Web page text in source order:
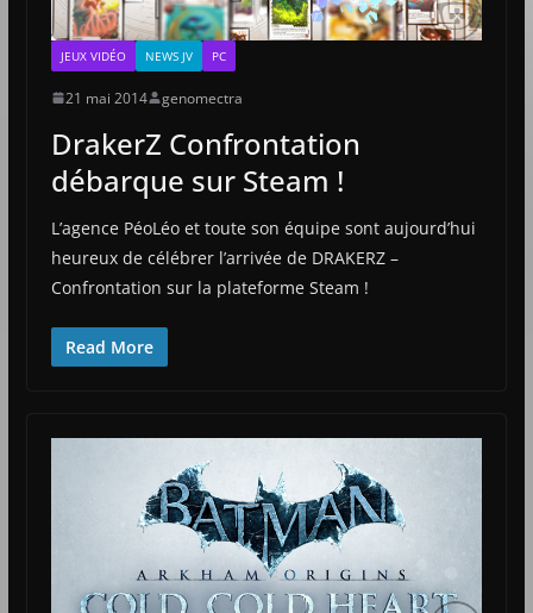
JEUX VIDÉO NEWS JV PC
21 mai 2014 genomectra
DrakerZ Confrontation
débarque sur Steam !
L’agence PéoLéo et toute son équipe sont aujourd’hui
heureux de célébrer l’arrivée de DRAKERZ –
Confrontation sur la plateforme Steam !
Read More